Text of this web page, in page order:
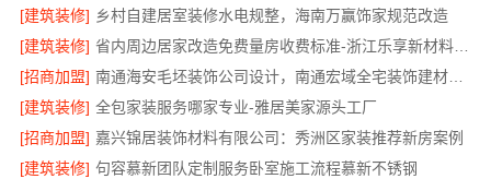
[建筑装修] 乡村自建居室装修水电规整，海南万赢饰家规范改造
[建筑装修]
省内周边居家改造免费量房收费标准-浙江乐享新材料有限公司
[招商加盟]
南通海安毛坯装饰公司设计，南通宏域全宅装饰建材有限公司
[建筑装修] 全包家装服务哪家专业-雅居美家源头工厂
[招商加盟] 嘉兴锦居装饰材料有限公司：秀洲区家装推荐新房案例
[建筑装修] 句容慕新团队定制服务卧室施工流程慕新不锈钢